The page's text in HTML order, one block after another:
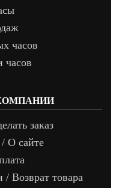
часов
часов
заказ
О сайте
Возврат товара